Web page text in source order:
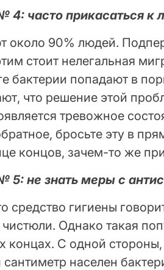
4: часто прикасаться к
около 90% людей.
стоит нелегальная
бактерии попадают в
что решение этой
тревожное
бросьте эту в
концов, зачем-то же
5: не знать меры с
средство гигиены
Однако такая
концах. С одной
сантиметр населен